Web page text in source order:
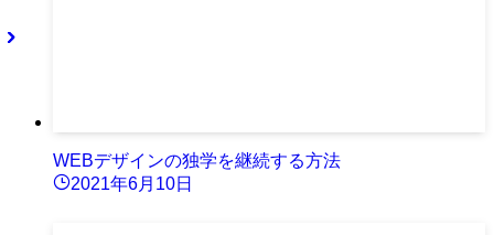
WEBデザインの独学を継続する方法
2021年6月10日